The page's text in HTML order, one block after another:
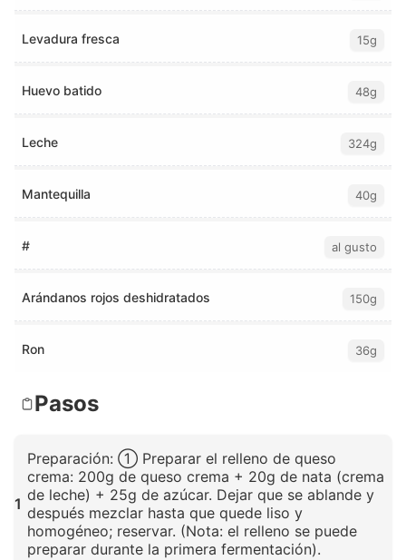
Levadura fresca 15g
Huevo batido 48g
Leche 324g
Mantequilla 40g
# al gusto
Arándanos rojos deshidratados 150g
Ron 36g
Pasos
1
Preparación: ① Preparar el relleno de queso
crema: 200g de queso crema + 20g de nata (crema
de leche) + 25g de azúcar. Dejar que se ablande y
después mezclar hasta que quede liso y
homogéneo; reservar. (Nota: el relleno se puede
preparar durante la primera fermentación).